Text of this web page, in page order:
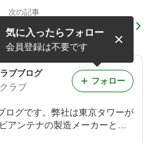
次の記事
幕張メッセで「万博フランス
館の3Dアーティスト」のツ
ッチーにいろいろと教えても
らったお話し
ブブログ
ラブ
ログです。弊社は東京タワーが
アンテナの製造メーカーとし
気に入ったらフォロー
会員登録は不要です
フォロー